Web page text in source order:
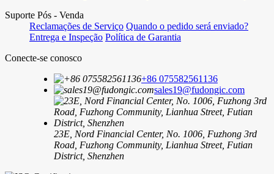
Suporte Pós - Venda
Reclamações de Serviço Quando o pedido será enviado?
Entrega e Inspeção Política de Garantia
Conecte-se conosco
+86 075582561136
sales19@fudongic.com
23E, Nord Financial Center, No. 1006, Fuzhong 3rd
Road, Fuzhong Community, Lianhua Street, Futian
District, Shenzhen